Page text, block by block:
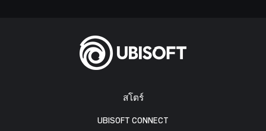
สโตร์
UBISOFT CONNECT